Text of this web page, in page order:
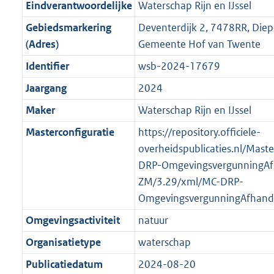
f
o
r
m
a
a
t
b
n
f
o
r
m
a
a
t
b
i
n
f
o
r
m
a
a
t
b
e
i
n
f
o
r
m
a
a
7
o
o
t
t
e
:
2
K
b
r
o
o
t
t
e
:
2
K
b
Eindverantwoordelijke Waterschap Rijn en IJssel
Gebiedsmarkering
(Adres)
Deventerdijk 2, 7478RR,
Gemeente Hof van Twente
Identifier
wsb-2024-17679
Jaargang
2024
Maker
Waterschap Rijn en IJssel
Masterconfiguratie
https://repository.officiele-
overheidspublicaties.nl/
DRP-
ZM/3.29/xml/MC-DRP-
Omgevingsactiviteit
natuur
Organisatietype
waterschap
Publicatiedatum
2024-08-20